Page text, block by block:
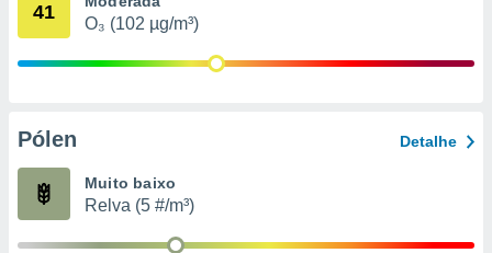
estudos
41
O₃ (102 µg/m³)
Pólen Detalhe
Muito baixo
Relva (5 #/m³)